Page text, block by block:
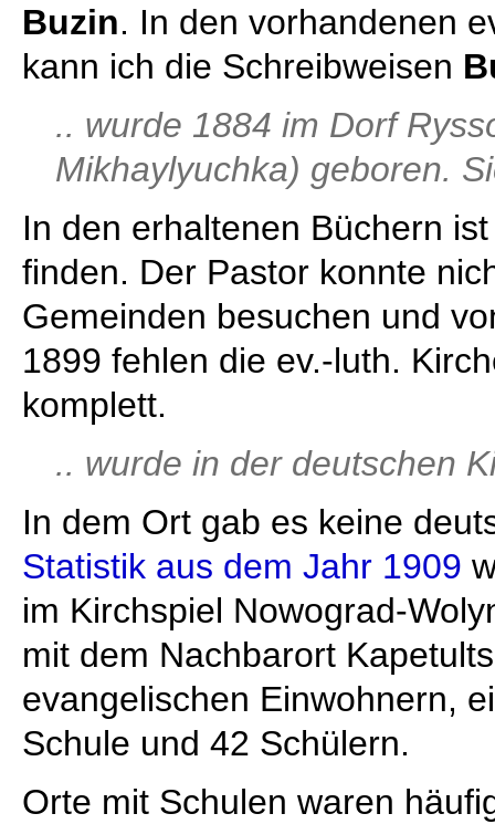
Buzin. In den vorhandenen
kann ich die Schreibweisen
.. wurde 1884 im Dorf
Mikhaylyuchka) geboren.
In den erhaltenen Büchern
finden. Der Pastor konnte
Gemeinden besuchen und
1899 fehlen die ev.-luth.
komplett.
.. wurde in der deutschen
In dem Ort gab es keine
Statistik aus dem Jahr 1909
im Kirchspiel Nowograd-
mit dem Nachbarort
evangelischen Einwohnern,
Schule und 42 Schülern.
Orte mit Schulen waren